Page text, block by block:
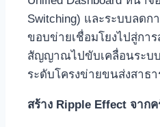
Switching) และระบบลดก
ขอบข่ายเชื่อมโยงไปสู่กา
สัญญาณไปขับเคลื่อนระบบ
ระดับโครงข่ายขนส่งสาธ
สร้าง Ripple Effect จาก